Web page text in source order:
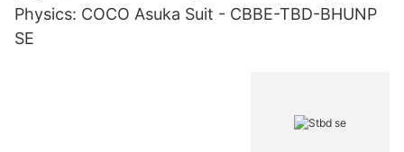
Physics: COCO Asuka Suit - CBBE-TBD-BHUNP
SE